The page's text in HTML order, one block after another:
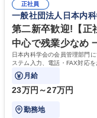
でも質問・相談できる環
集職種 【森ビルG】人
リモート可
務に挑戦できるため、自
きます。 残業少なめ、週
ち長期活躍できる環境で
キャリアを築きたい」と
歴・資格 学歴：大学院
簿記検定1級 日商簿記検
正社員
一般社団法人日本内
第二新卒歓迎!【正
中心で残業少なめ
日本内科学会の会員管理部門
ステム入力、電話・FAX対応
などにも幅広く携わっていただ
月給
23万円～27万円
勤務地